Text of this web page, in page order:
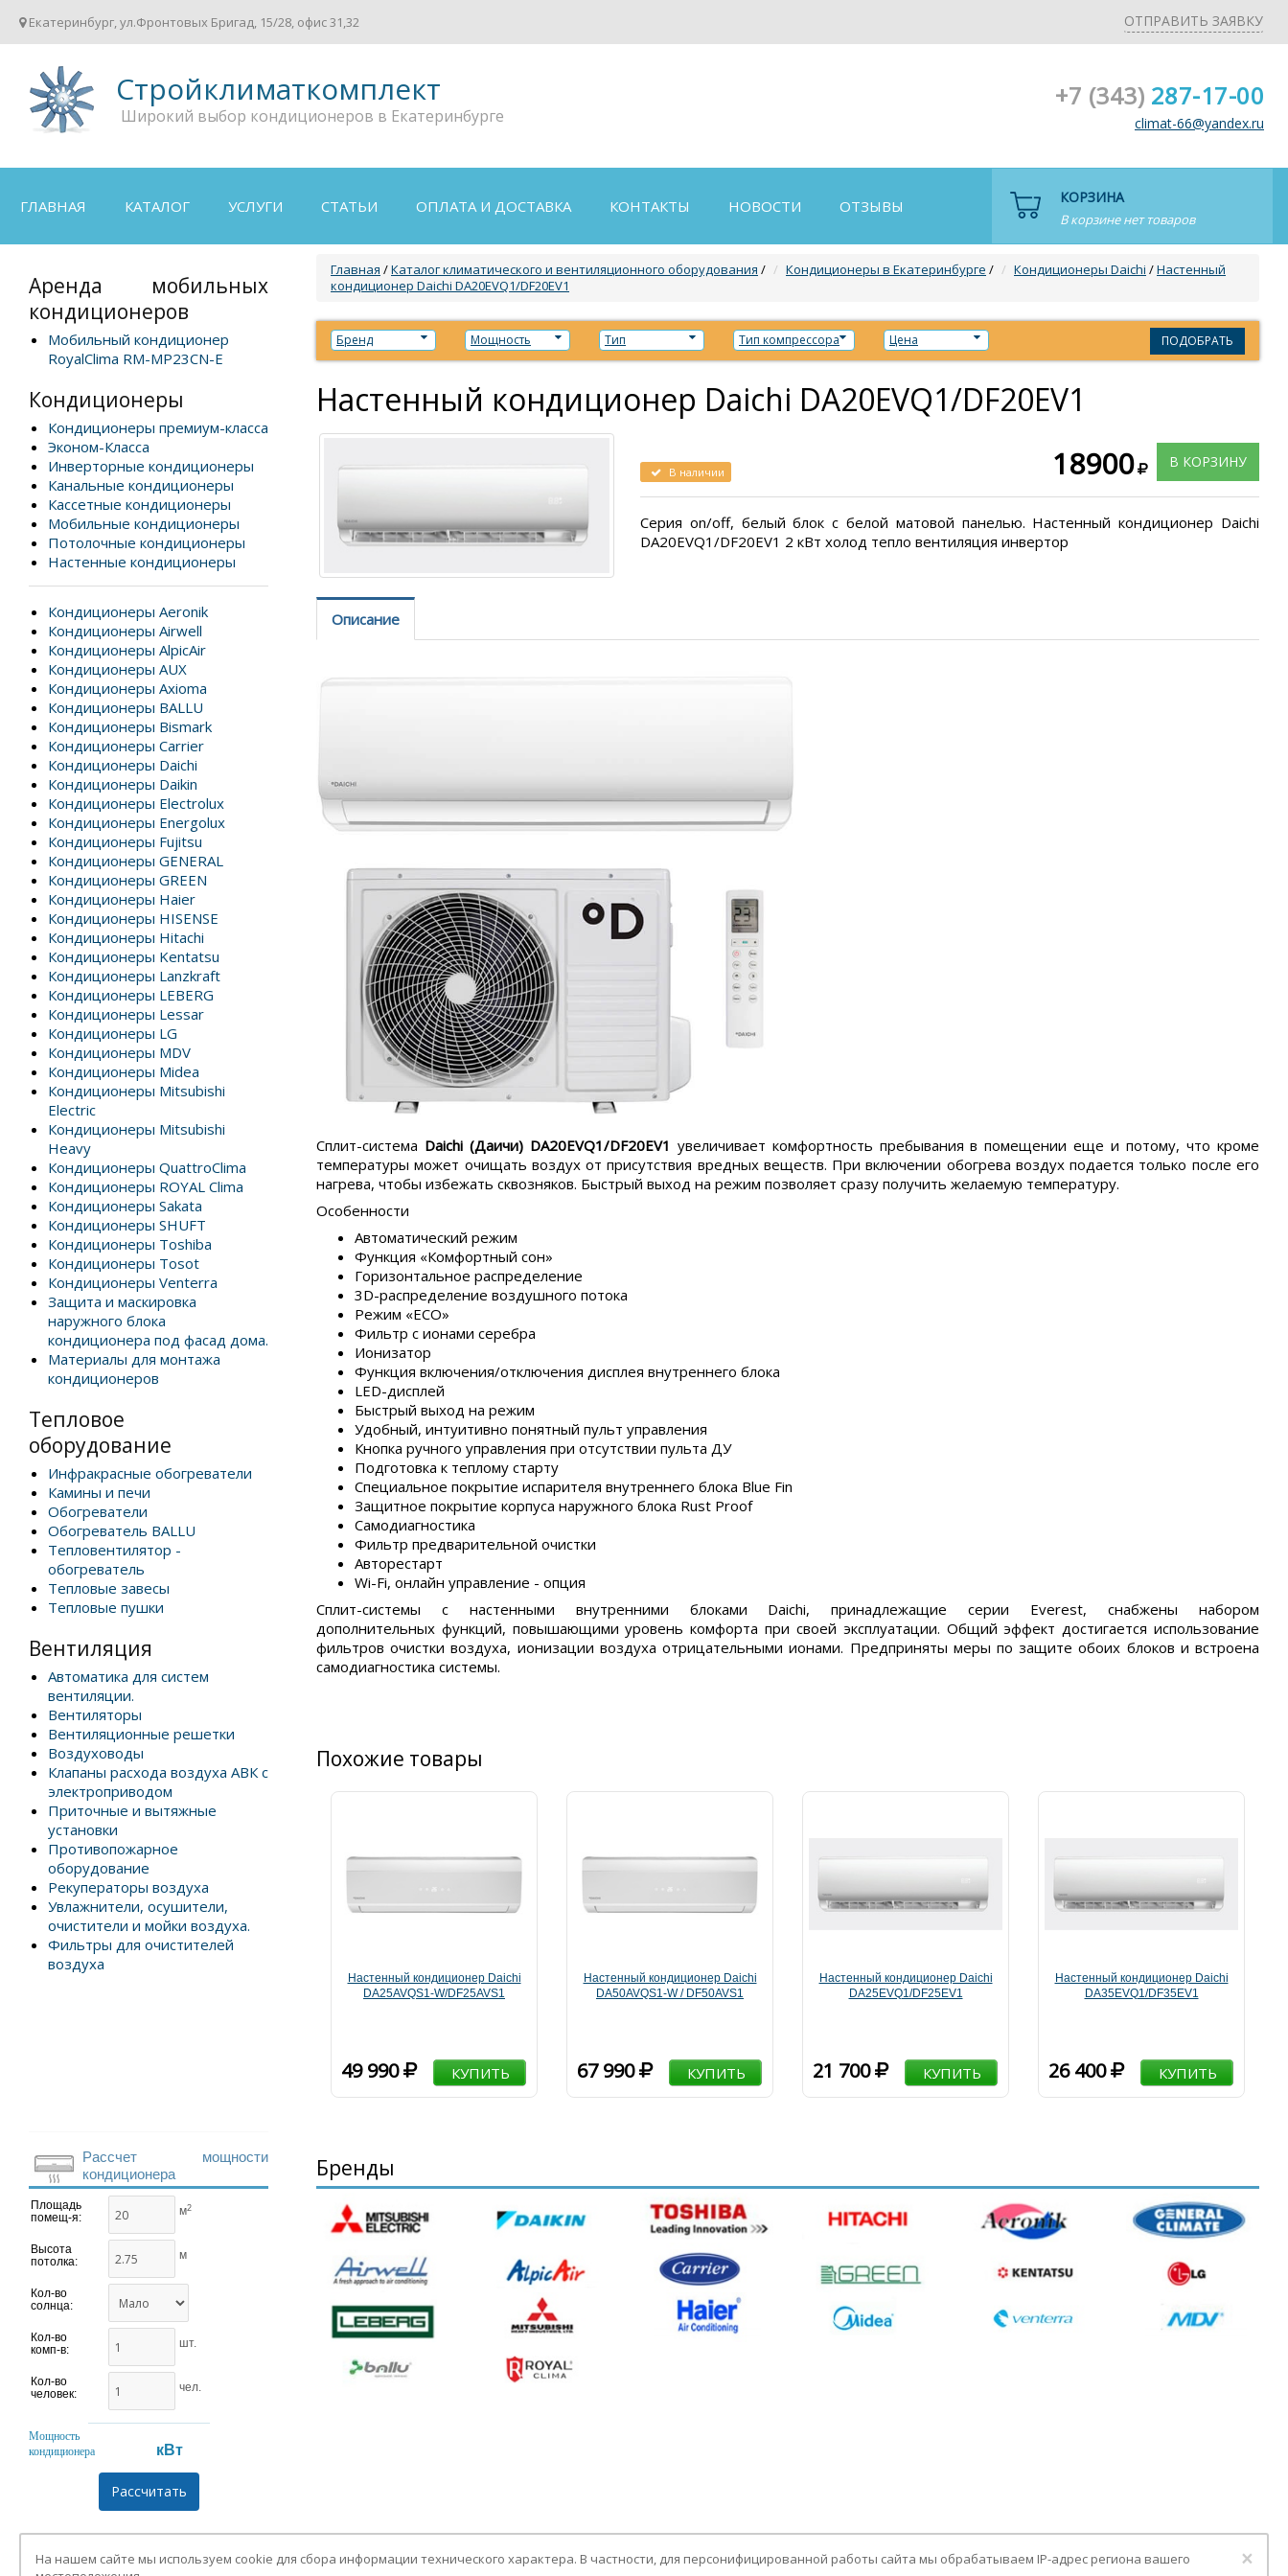
ОТПРАВИТЬ ЗАЯВКУ
Екатеринбург, ул.Фронтовых Бригад, 15/28, офис 31,32
Стройклиматкомплект
Широкий выбор кондиционеров в Екатеринбурге
+7 (343) 287-17-00
climat-66@yandex.ru
КОРЗИНА
В корзине нет товаров
ГЛАВНАЯ КАТАЛОГ УСЛУГИ СТАТЬИ ОПЛАТА И ДОСТАВКА КОНТАКТЫ НОВОСТИ ОТЗЫВЫ
Аренда мобильных
кондиционеров
Мобильный кондиционер
RoyalClima RM-MP23CN-E
Кондиционеры
Кондиционеры премиум-класса
Эконом-Класса
Инверторные кондиционеры
Канальные кондиционеры
Кассетные кондиционеры
Мобильные кондиционеры
Потолочные кондиционеры
Настенные кондиционеры
Кондиционеры Aeronik
Кондиционеры Airwell
Кондиционеры AlpicAir
Кондиционеры AUX
Кондиционеры Axioma
Кондиционеры BALLU
Кондиционеры Bismark
Кондиционеры Carrier
Кондиционеры Daichi
Кондиционеры Daikin
Кондиционеры Electrolux
Кондиционеры Energolux
Кондиционеры Fujitsu
Кондиционеры GENERAL
Кондиционеры GREEN
Кондиционеры Haier
Кондиционеры HISENSE
Кондиционеры Hitachi
Кондиционеры Kentatsu
Кондиционеры Lanzkraft
Кондиционеры LEBERG
Кондиционеры Lessar
Кондиционеры LG
Кондиционеры MDV
Кондиционеры Midea
Кондиционеры Mitsubishi
Electric
Кондиционеры Mitsubishi
Heavy
Кондиционеры QuattroClima
Кондиционеры ROYAL Clima
Кондиционеры Sakata
Кондиционеры SHUFT
Кондиционеры Toshiba
Кондиционеры Tosot
Кондиционеры Venterra
Защита и маскировка
наружного блока
кондиционера под фасад дома.
Материалы для монтажа
кондиционеров
Тепловое
оборудование
Инфракрасные обогреватели
Камины и печи
Обогреватели
Обогреватель BALLU
Тепловентилятор -
обогреватель
Тепловые завесы
Тепловые пушки
Вентиляция
Автоматика для систем
вентиляции.
Вентиляторы
Вентиляционные решетки
Воздуховоды
Клапаны расхода воздуха АВК с
электроприводом
Приточные и вытяжные
установки
Противопожарное
оборудование
Рекуператоры воздуха
Увлажнители, осушители,
очистители и мойки воздуха.
Фильтры для очистителей
воздуха
Главная /Каталог климатического и вентиляционного оборудования / Кондиционеры в Екатеринбурге / Кондиционеры Daichi /Настенный
кондиционер Daichi DA20EVQ1/DF20EV1
Бренд Мощность Тип Тип компрессора Цена ПОДОБРАТЬ
Настенный кондиционер Daichi DA20EVQ1/DF20EV1
В КОРЗИНУ
18900
В наличии
Серия on/off, белый блок с белой матовой панелью. Настенный кондиционер Daichi
DA20EVQ1/DF20EV1 2 кВт холод тепло вентиляция инвертор
Описание
Сплит-система Daichi (Даичи) DA20EVQ1/DF20EV1 увеличивает комфортность пребывания в помещении еще и потому, что кроме
температуры может очищать воздух от присутствия вредных веществ. При включении обогрева воздух подается только после его
нагрева, чтобы избежать сквозняков. Быстрый выход на режим позволяет сразу получить желаемую температуру.
Особенности
Автоматический режим
Функция «Комфортный сон»
Горизонтальное распределение
3D-распределение воздушного потока
Режим «ECO»
Фильтр c ионами серебра
Ионизатор
Функция включения/отключения дисплея внутреннего блока
LED-дисплей
Быстрый выход на режим
Удобный, интуитивно понятный пульт управления
Кнопка ручного управления при отсутствии пульта ДУ
Подготовка к теплому старту
Специальное покрытие испарителя внутреннего блока Blue Fin
Защитное покрытие корпуса наружного блока Rust Proof
Самодиагностика
Фильтр предварительной очистки
Авторестарт
Wi-Fi, онлайн управление - опция
Сплит-системы с настенными внутренними блоками Daichi, принадлежащие серии Everest, снабжены набором
дополнительных функций, повышающими уровень комфорта при своей эксплуатации. Общий эффект достигается использование
фильтров очистки воздуха, ионизации воздуха отрицательными ионами. Предприняты меры по защите обоих блоков и встроена
самодиагностика системы.
Похожие товары
Настенный кондиционер Daichi
DA25AVQS1-W/DF25AVS1
49 990 КУПИТЬ
Настенный кондиционер Daichi
DA50AVQS1-W / DF50AVS1
67 990 КУПИТЬ
Настенный кондиционер Daichi
DA25EVQ1/DF25EV1
21 700 КУПИТЬ
Настенный кондиционер Daichi
DA35EVQ1/DF35EV1
26 400 КУПИТЬ
Рассчет мощности
кондиционера
Площадь
помещ-я:
м2
Высота
потолка:
м
Кол-во
солнца:
Кол-во
комп-в:
шт.
Кол-во
человек:
чел.
Мощность
кондиционера
кВт
Бренды
×
На нашем сайте мы используем cookie для сбора информации технического характера. В частности, для персонифицированной работы сайта мы обрабатываем IP-адрес региона вашего